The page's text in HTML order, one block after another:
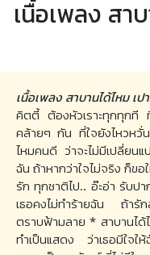
เนื้อเพลง สา
เนื้อเพลง สาบานได้ไหม เ
คิตตี้ ต้องหัวเราะทุกทุกที
คล้ายๆ กัน ที่ใจยังไหวหวั่
ไหมคนดี ว่าจะไม่มีเปลี่ยนแ
ฉัน ถ้าหากว่าใจไม่จริง ก็ข
รัก ทุกชาติไป.. อ๊ะอ่า รับปา
เธอคงไม่ทำร้ายฉัน ถ้ารั
ตราบฟ้ามลาย * สาบานได้
ทำเป็นแสดง ว่าเธอมีใจใ